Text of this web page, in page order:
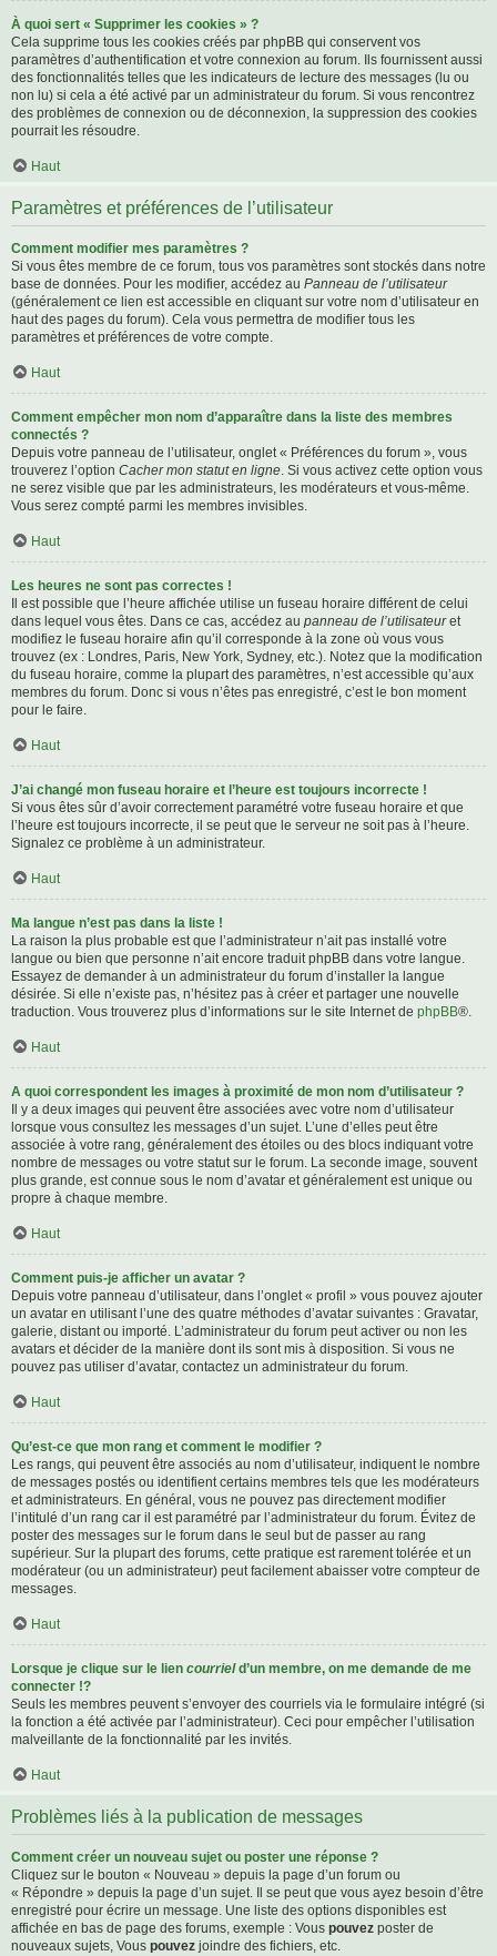
À quoi sert « Supprimer les cookies » ?
Cela supprime tous les cookies créés par phpBB qui conservent vos
paramètres d’authentification et votre connexion au forum. Ils fournissent aussi
des fonctionnalités telles que les indicateurs de lecture des messages (lu ou
non lu) si cela a été activé par un administrateur du forum. Si vous rencontrez
des problèmes de connexion ou de déconnexion, la suppression des cookies
pourrait les résoudre.
Haut
Paramètres et préférences de l’utilisateur
Comment modifier mes paramètres ?
Si vous êtes membre de ce forum, tous vos paramètres sont stockés dans notre
base de données. Pour les modifier, accédez au Panneau de l’utilisateur
(généralement ce lien est accessible en cliquant sur votre nom d’utilisateur en
haut des pages du forum). Cela vous permettra de modifier tous les
paramètres et préférences de votre compte.
Haut
Comment empêcher mon nom d’apparaître dans la liste des membres
connectés ?
Depuis votre panneau de l’utilisateur, onglet « Préférences du forum », vous
trouverez l’option Cacher mon statut en ligne. Si vous activez cette option vous
ne serez visible que par les administrateurs, les modérateurs et vous-même.
Vous serez compté parmi les membres invisibles.
Haut
Les heures ne sont pas correctes !
Il est possible que l’heure affichée utilise un fuseau horaire différent de celui
dans lequel vous êtes. Dans ce cas, accédez au panneau de l’utilisateuret
modifiez le fuseau horaire afin qu’il corresponde à la zone où vous vous
trouvez (ex : Londres, Paris, New York, Sydney, etc.). Notez que la modification
du fuseau horaire, comme la plupart des paramètres, n’est accessible qu’aux
membres du forum. Donc si vous n’êtes pas enregistré, c’est le bon moment
pour le faire.
Haut
J’ai changé mon fuseau horaire et l’heure est toujours incorrecte !
Si vous êtes sûr d’avoir correctement paramétré votre fuseau horaire et que
l’heure est toujours incorrecte, il se peut que le serveur ne soit pas à l’heure.
Signalez ce problème à un administrateur.
Haut
Ma langue n’est pas dans la liste !
La raison la plus probable est que l’administrateur n’ait pas installé votre
langue ou bien que personne n’ait encore traduit phpBB dans votre langue.
Essayez de demander à un administrateur du forum d’installer la langue
désirée. Si elle n’existe pas, n’hésitez pas à créer et partager une nouvelle
traduction. Vous trouverez plus d’informations sur le site Internet de phpBB®.
Haut
A quoi correspondent les images à proximité de mon nom d’utilisateur ?
Il y a deux images qui peuvent être associées avec votre nom d’utilisateur
lorsque vous consultez les messages d’un sujet. L’une d’elles peut être
associée à votre rang, généralement des étoiles ou des blocs indiquant votre
nombre de messages ou votre statut sur le forum. La seconde image, souvent
plus grande, est connue sous le nom d’avatar et généralement est unique ou
propre à chaque membre.
Haut
Comment puis-je afficher un avatar ?
Depuis votre panneau d’utilisateur, dans l’onglet « profil » vous pouvez ajouter
un avatar en utilisant l’une des quatre méthodes d’avatar suivantes : Gravatar,
galerie, distant ou importé. L’administrateur du forum peut activer ou non les
avatars et décider de la manière dont ils sont mis à disposition. Si vous ne
pouvez pas utiliser d’avatar, contactez un administrateur du forum.
Haut
Qu’est-ce que mon rang et comment le modifier ?
Les rangs, qui peuvent être associés au nom d’utilisateur, indiquent le nombre
de messages postés ou identifient certains membres tels que les modérateurs
et administrateurs. En général, vous ne pouvez pas directement modifier
l’intitulé d’un rang car il est paramétré par l’administrateur du forum. Évitez de
poster des messages sur le forum dans le seul but de passer au rang
supérieur. Sur la plupart des forums, cette pratique est rarement tolérée et un
modérateur (ou un administrateur) peut facilement abaisser votre compteur de
messages.
Haut
Lorsque je clique sur le lien courrield’un membre, on me demande de me
connecter !?
Seuls les membres peuvent s’envoyer des courriels via le formulaire intégré (si
la fonction a été activée par l’administrateur). Ceci pour empêcher l’utilisation
malveillante de la fonctionnalité par les invités.
Haut
Problèmes liés à la publication de messages
Comment créer un nouveau sujet ou poster une réponse ?
Cliquez sur le bouton « Nouveau » depuis la page d’un forum ou
« Répondre » depuis la page d’un sujet. Il se peut que vous ayez besoin d’être
enregistré pour écrire un message. Une liste des options disponibles est
affichée en bas de page des forums, exemple : Vous pouvez poster de
nouveaux sujets, Vous pouvez joindre des fichiers, etc.